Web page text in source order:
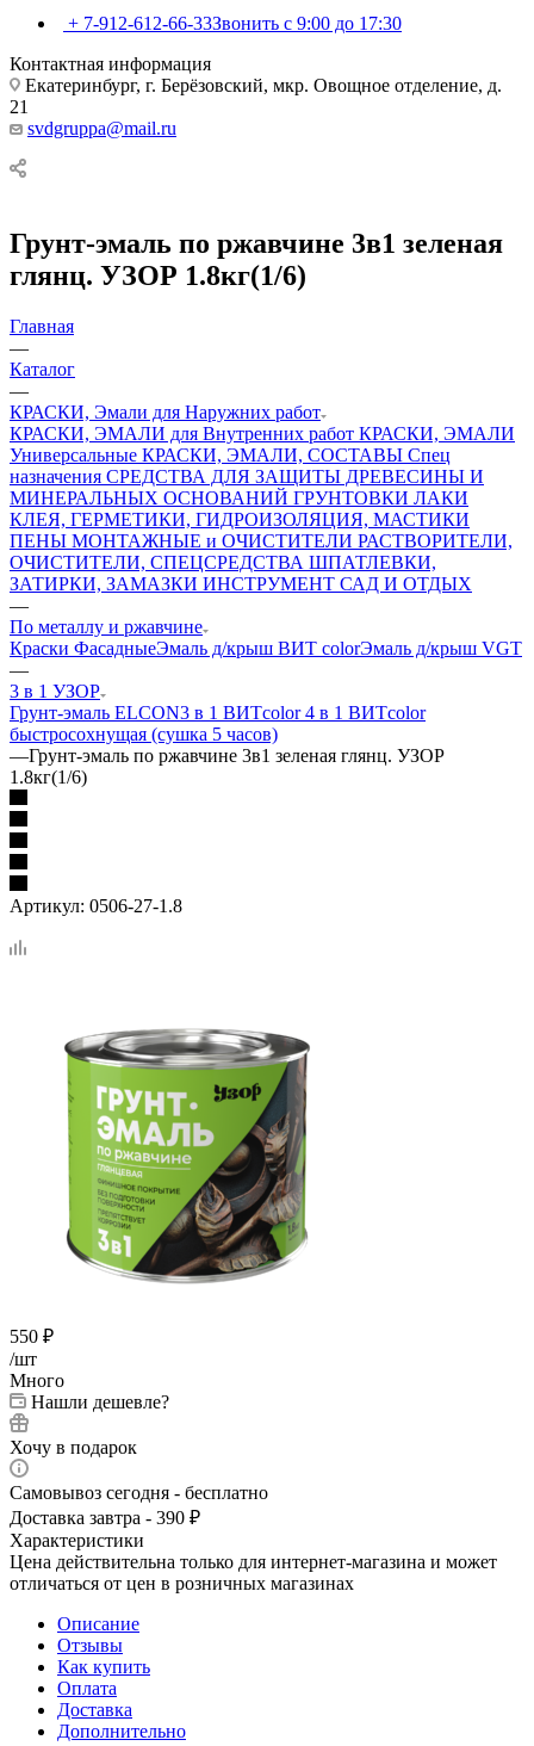
+ 7-912-612-66-33Звонить с 9:00 до 17:30
Контактная информация
Екатеринбург, г. Берёзовский, мкр. Овощное отделение, д.
21
svdgruppa@mail.ru
Грунт-эмаль по ржавчине 3в1 зеленая
глянц. УЗОР 1.8кг(1/6)
Главная
—
Каталог
—
КРАСКИ, Эмали для Наружних работ
КРАСКИ, ЭМАЛИ для Внутренних работ КРАСКИ, ЭМАЛИ
Универсальные КРАСКИ, ЭМАЛИ, СОСТАВЫ Спец
назначения СРЕДСТВА ДЛЯ ЗАЩИТЫ ДРЕВЕСИНЫ И
МИНЕРАЛЬНЫХ ОСНОВАНИЙ ГРУНТОВКИ ЛАКИ
КЛЕЯ, ГЕРМЕТИКИ, ГИДРОИЗОЛЯЦИЯ, МАСТИКИ
ПЕНЫ МОНТАЖНЫЕ и ОЧИСТИТЕЛИ РАСТВОРИТЕЛИ,
ОЧИСТИТЕЛИ, СПЕЦСРЕДСТВА ШПАТЛЕВКИ,
ЗАТИРКИ, ЗАМАЗКИ ИНСТРУМЕНТ САД И ОТДЫХ
—
По металлу и ржавчине
Краски ФасадныеЭмаль д/крыш ВИТ colorЭмаль д/крыш VGT
—
3 в 1 УЗОР
Грунт-эмаль ELCON3 в 1 ВИТcolor4 в 1 ВИТcolor
быстросохнущая (сушка 5 часов)
—Грунт-эмаль по ржавчине 3в1 зеленая глянц. УЗОР
1.8кг(1/6)
Артикул: 0506-27-1.8
550 ₽
/шт
Много
Нашли дешевле?
Хочу в подарок
Самовывоз сегодня - бесплатно
Доставка завтра - 390 ₽
Характеристики
Цена действительна только для интернет-магазина и может
отличаться от цен в розничных магазинах
Описание
Отзывы
Как купить
Оплата
Доставка
Дополнительно